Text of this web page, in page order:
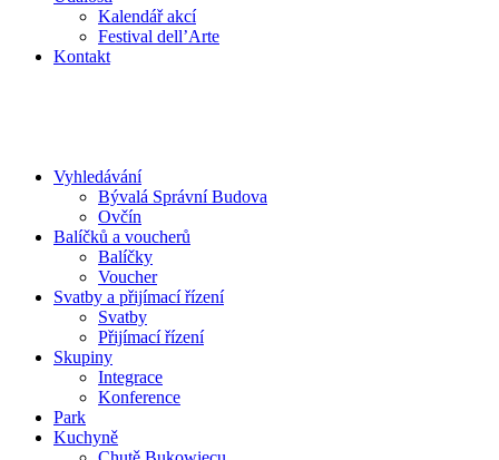
Kalendář akcí
Festival dell’Arte
Kontakt
Vyhledávání
Bývalá Správní Budova
Ovčín
Balíčků a voucherů
Balíčky
Voucher
Svatby a přijímací řízení
Svatby
Přijímací řízení
Skupiny
Integrace
Konference
Park
Kuchyně